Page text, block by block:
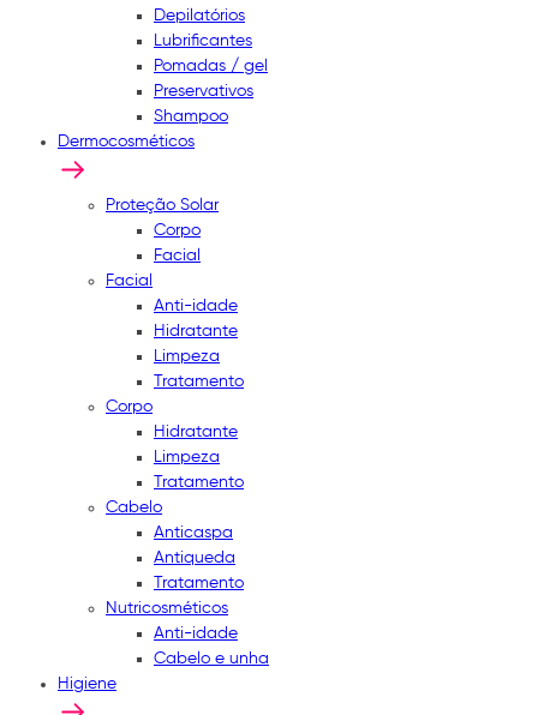
Depilatórios
Lubrificantes
Pomadas / gel
Preservativos
Shampoo
Dermocosméticos
Proteção Solar
Corpo
Facial
Facial
Anti-idade
Hidratante
Limpeza
Tratamento
Corpo
Hidratante
Limpeza
Tratamento
Cabelo
Anticaspa
Antiqueda
Tratamento
Nutricosméticos
Anti-idade
Cabelo e unha
Higiene